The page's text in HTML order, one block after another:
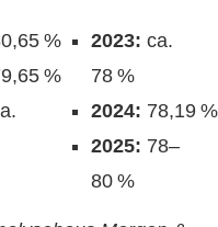
%
%
2023: ca.
78 %
2024: 78,19 %
2025: 78–
80 %